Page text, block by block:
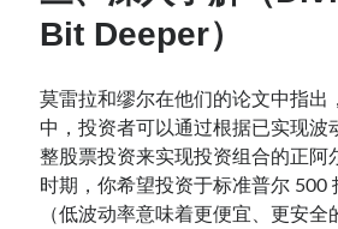
Bit Deeper）
莫雷拉和缪尔在他们的论文中指出
中，投资者可以通过根据已实现波
整股票投资来实现投资组合的正阿
时期，你希望投资于标准普尔 500
（低波动率意味着更便宜、更安全